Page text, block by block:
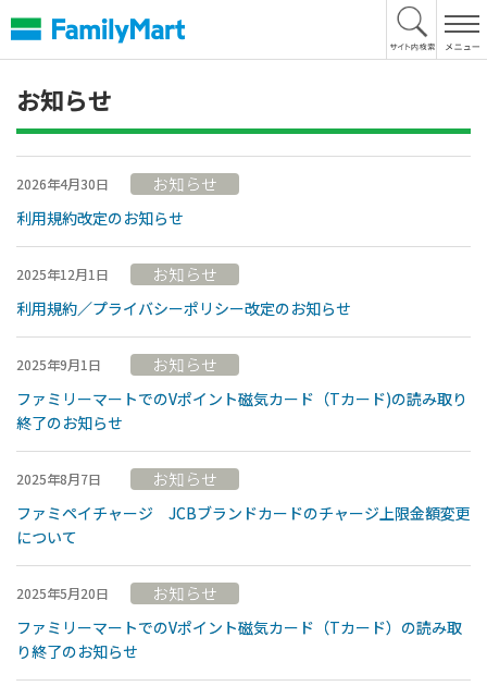
文
へ
お知らせ
2026年4月30日 お知らせ
利用規約改定のお知らせ
2025年12月1日 お知らせ
利用規約／プライバシーポリシー改定のお知らせ
2025年9月1日 お知らせ
ファミリーマートでのVポイント磁気カード（Tカード)の読み取り
終了のお知らせ
2025年8月7日 お知らせ
ファミペイチャージ JCBブランドカードのチャージ上限金額変更
について
2025年5月20日 お知らせ
ファミリーマートでのVポイント磁気カード（Tカード）の読み取
り終了のお知らせ